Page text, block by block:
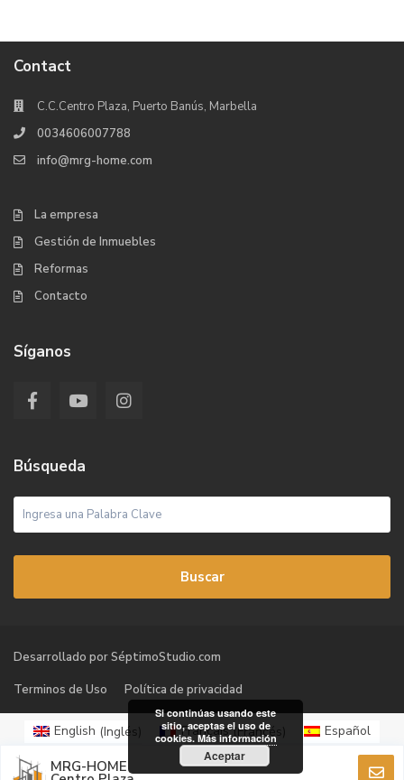
Contact
C.C.Centro Plaza, Puerto Banús, Marbella
0034606007788
info@mrg-home.com
La empresa
Gestión de Inmuebles
Reformas
Contacto
Síganos
Búsqueda
Buscar
Desarrollado por SéptimoStudio.com
Terminos de Uso
Política de privacidad
MRG-HOME
English (Inglés) Français(Francés)
Español
العربية(Árabe
Si continúas usando este
sitio, aceptas el uso de
cookies.Más información
Aceptar